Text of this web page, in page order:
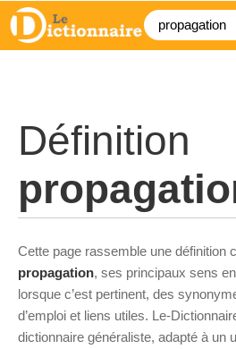
Définition
Cette page rassemble une définition
propagation, ses principaux sens
lorsque c’est pertinent, des
d’emploi et liens utiles. Le-
dictionnaire généraliste, adapté à un